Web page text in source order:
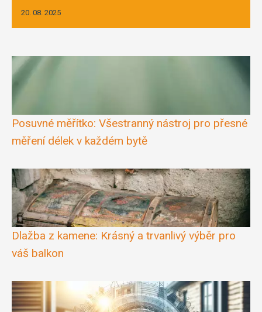
20. 08. 2025
Posuvné měřítko: Všestranný nástroj pro přesné
měření délek v každém bytě
Dlažba z kamene: Krásný a trvanlivý výběr pro
váš balkon